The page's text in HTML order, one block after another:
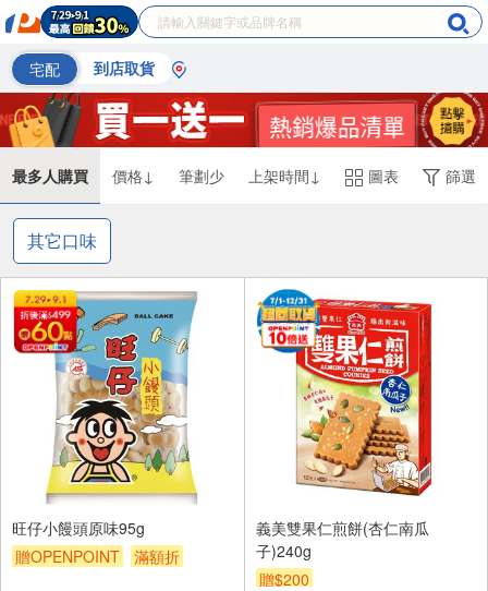
宅配 到店取貨
最多人購買 價格↓ 筆劃少 上架時間↓ 圖表 篩選
其它口味
旺仔小饅頭原味95g
贈OPENPOINT
滿額折
義美雙果仁煎餅(杏仁南瓜
子)240g
贈$200